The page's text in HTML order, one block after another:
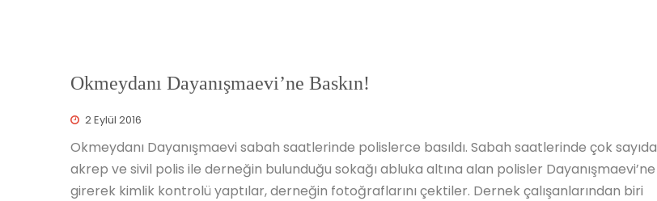
Okmeydanı Dayanışmaevi’ne Baskın!
2 Eylül 2016
Okmeydanı Dayanışmaevi sabah saatlerinde polislerce basıldı. Sabah saatlerinde çok sayıda
akrep ve sivil polis ile derneğin bulunduğu sokağı abluka altına alan polisler Dayanışmaevi’ne
girerek kimlik kontrolü yaptılar, derneğin fotoğraflarını çektiler. Dernek çalışanlarından biri